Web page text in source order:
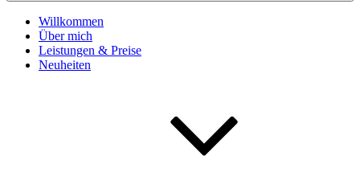
Willkommen
Über mich
Leistungen & Preise
Neuheiten